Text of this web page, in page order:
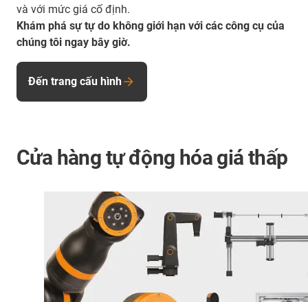
và với mức giá cố định.
Khám phá sự tự do không giới hạn với các công cụ của
chúng tôi ngay bây giờ.
Đến trang cấu hình
Cửa hàng tự động hóa giá thấp